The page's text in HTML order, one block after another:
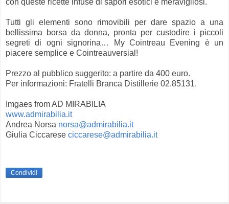
Tutti gli elementi sono rimovibili per dare spazio a una
bellissima borsa da donna, pronta per custodire i piccoli
segreti di ogni signorina… My Cointreau Evening è un
piacere semplice e Cointreauversial!
Prezzo al pubblico suggerito: a partire da 400 euro.
Per informazioni: Fratelli Branca Distillerie 02.85131.
Imgaes from AD MIRABILIA
www.admirabilia.it
Andrea Norsa norsa@admirabilia.it
Giulia Ciccarese ciccarese@admirabilia.it
Condividi